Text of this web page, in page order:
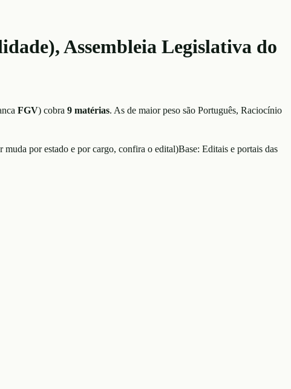
Assembleia Legislativa do
FGV) cobra 9 matérias. As de maior peso são Português, Raciocínio
muda por estado e por cargo, confira o edital)Base: Editais e portais das